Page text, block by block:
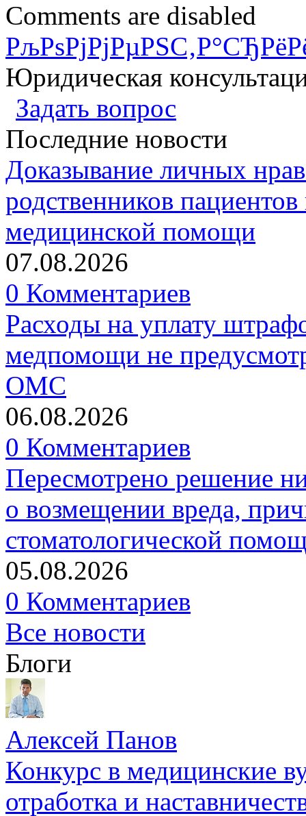
Comments are disabled
Юридическая
Задать вопрос
Последние новости
Доказывание личных
родственников
медицинской помощи
07.08.2026
0 Комментариев
Расходы на уплату
медпомощи не
ОМС
06.08.2026
0 Комментариев
Пересмотрено решение
о возмещении вреда,
стоматологической
05.08.2026
0 Комментариев
Все новости
Блоги
Алексей Панов
Конкурс в медицинские
отработка и